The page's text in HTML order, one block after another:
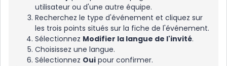
utilisateur ou d'une autre équipe.
Recherchez le type d'événement et cliquez sur
les trois points situés sur la fiche de l'événement.
Sélectionnez Modifier la langue de l'invité.
Choisissez une langue.
Sélectionnez Oui pour confirmer.